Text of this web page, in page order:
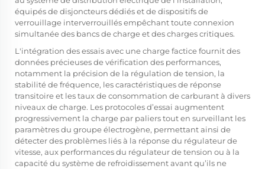
équipés de disjoncteurs dédiés et de dispositifs de
verrouillage interverrouillés empêchant toute connexion
simultanée des bancs de charge et des charges critiques.
L'intégration des essais avec une charge factice fournit des
données précieuses de vérification des performances,
notamment la précision de la régulation de tension, la
stabilité de fréquence, les caractéristiques de réponse
transitoire et les taux de consommation de carburant à divers
niveaux de charge. Les protocoles d’essai augmentent
progressivement la charge par paliers tout en surveillant les
paramètres du groupe électrogène, permettant ainsi de
détecter des problèmes liés à la réponse du régulateur de
vitesse, aux performances du régulateur de tension ou à la
capacité du système de refroidissement avant qu’ils ne